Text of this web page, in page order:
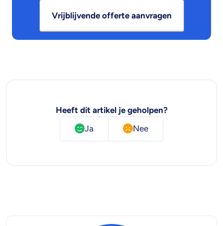
Vrijblijvende offerte aanvragen
Heeft dit artikel je geholpen?
Ja
Nee